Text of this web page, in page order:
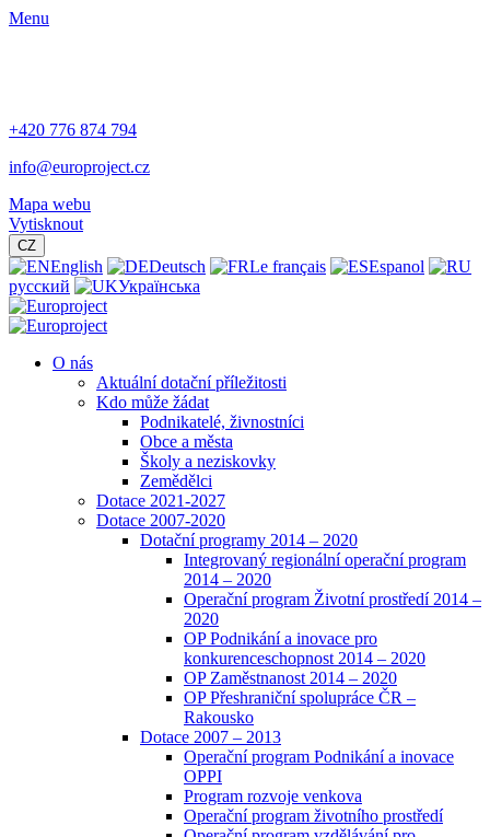
Menu
+420 776 874 794
info@europroject.cz
Mapa webu
Vytisknout
CZ
English Deutsch Le français
Espanol
русский
Українська
O nás
Aktuální dotační příležitosti
Kdo může žádat
Podnikatelé, živnostníci
Obce a města
Školy a neziskovky
Zemědělci
Dotace 2021-2027
Dotace 2007-2020
Dotační programy 2014 – 2020
Integrovaný regionální operační program
2014 – 2020
Operační program Životní prostředí 2014 –
2020
OP Podnikání a inovace pro
konkurenceschopnost 2014 – 2020
OP Zaměstnanost 2014 – 2020
OP Přeshraniční spolupráce ČR –
Rakousko
Dotace 2007 – 2013
Operační program Podnikání a inovace
OPPI
Program rozvoje venkova
Operační program životního prostředí